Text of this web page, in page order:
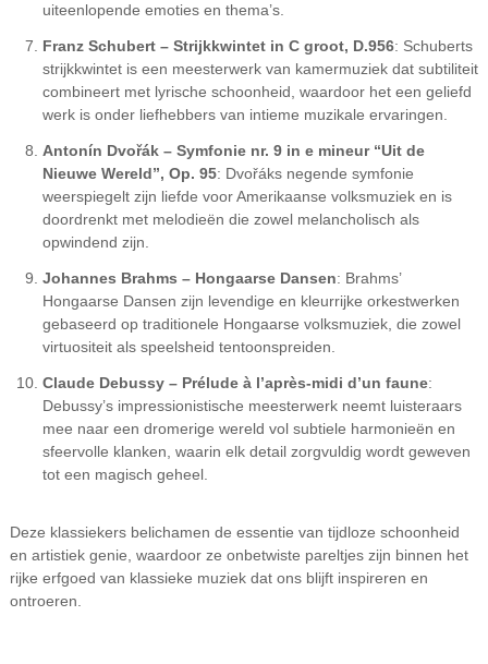
uiteenlopende emoties en thema’s.
Franz Schubert – Strijkkwintet in C groot, D.956: Schuberts
strijkkwintet is een meesterwerk van kamermuziek dat subtiliteit
combineert met lyrische schoonheid, waardoor het een geliefd
werk is onder liefhebbers van intieme muzikale ervaringen.
Antonín Dvořák – Symfonie nr. 9 in e mineur “Uit de
Nieuwe Wereld”, Op. 95: Dvořáks negende symfonie
weerspiegelt zijn liefde voor Amerikaanse volksmuziek en is
doordrenkt met melodieën die zowel melancholisch als
opwindend zijn.
Johannes Brahms – Hongaarse Dansen: Brahms’
Hongaarse Dansen zijn levendige en kleurrijke orkestwerken
gebaseerd op traditionele Hongaarse volksmuziek, die zowel
virtuositeit als speelsheid tentoonspreiden.
Claude Debussy – Prélude à l’après-midi d’un faune:
Debussy’s impressionistische meesterwerk neemt luisteraars
mee naar een dromerige wereld vol subtiele harmonieën en
sfeervolle klanken, waarin elk detail zorgvuldig wordt geweven
tot een magisch geheel.
Deze klassiekers belichamen de essentie van tijdloze schoonheid
en artistiek genie, waardoor ze onbetwiste pareltjes zijn binnen het
rijke erfgoed van klassieke muziek dat ons blijft inspireren en
ontroeren.